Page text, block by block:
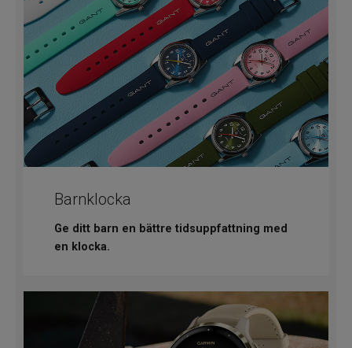
Barnklocka
Ge ditt barn en bättre tidsuppfattning med
en klocka.